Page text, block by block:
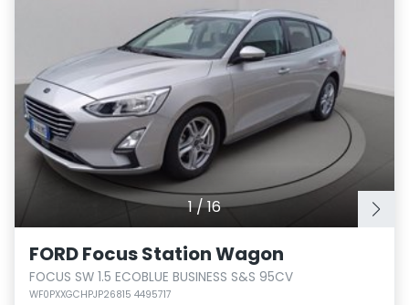
1/16
FORD Focus Station Wagon
FOCUS SW 1.5 ECOBLUE BUSINESS S&S 95CV
WF0PXXGCHPJP26815 4495717